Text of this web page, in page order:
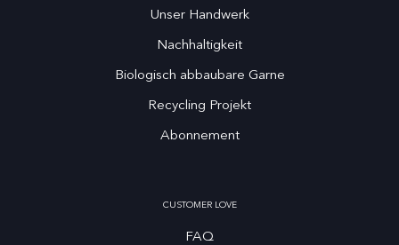
Unser Handwerk
Nachhaltigkeit
Biologisch abbaubare Garne
Recycling Projekt
Abonnement
CUSTOMER LOVE
FAQ